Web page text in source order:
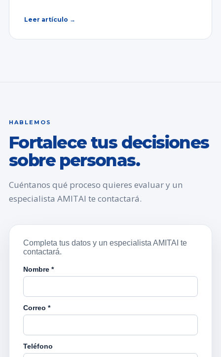
Leer artículo →
HABLEMOS
Fortalece tus decisiones
sobre personas.
Cuéntanos qué proceso quieres evaluar y un
especialista AMITAI te contactará.